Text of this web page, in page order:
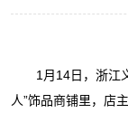
1月14日，浙江义
人”饰品商铺里，店